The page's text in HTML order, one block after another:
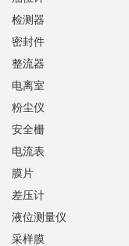
检测器
密封件
整流器
电离室
粉尘仪
安全栅
电流表
膜片
差压计
液位测量仪
采样膜